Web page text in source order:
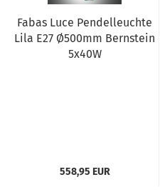
Fabas Luce Pendelleuchte
Lila E27 Ø500mm Bernstein
5x40W
558,95 EUR